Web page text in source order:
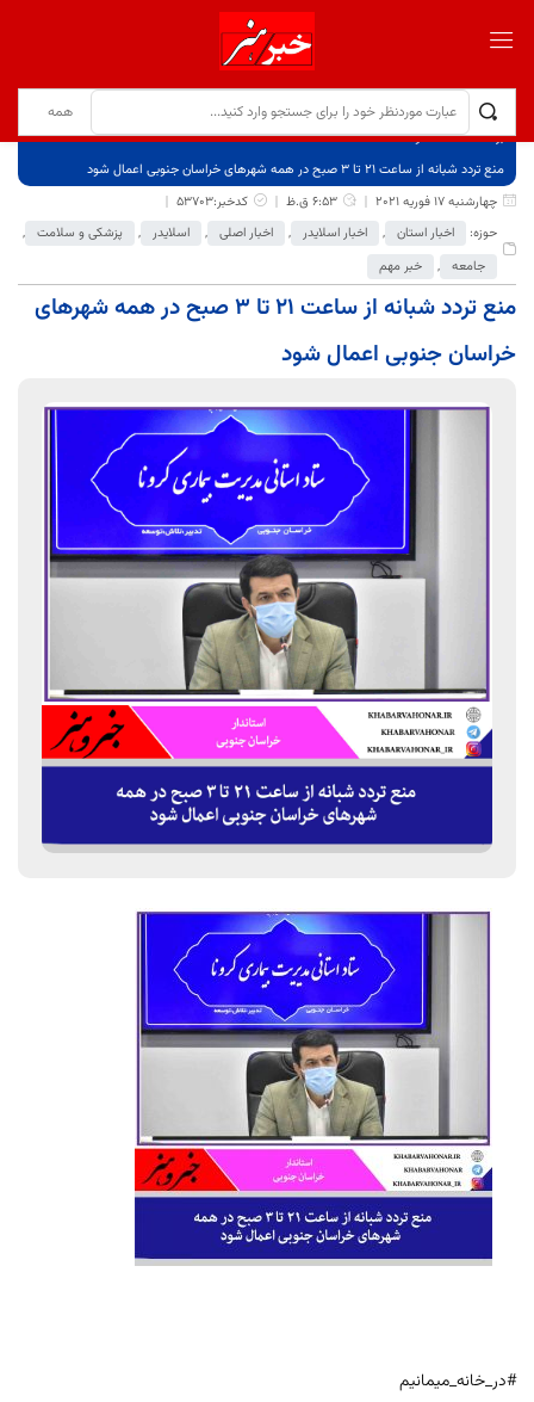
برگ نخست
نوشته‌ها
منع تردد شبانه از ساعت ۲۱ تا ۳ صبح در همه شهرهای خراسان جنوبی اعمال شود
چهارشنبه 17 فوریه 2021
6:53 ق.ظ
کدخبر:53703
حوزه:
اخبار استان , اخبار اسلایدر , اخبار اصلی , اسلایدر , پزشکی و سلامت ,
جامعه , خبر مهم
منع تردد شبانه از ساعت ۲۱ تا ۳ صبح در همه شهرهای
خراسان جنوبی اعمال شود
#در_خانه_میمانیم